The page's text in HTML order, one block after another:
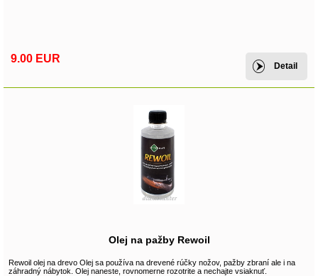
9.00 EUR
Detail
Olej na pažby Rewoil
Rewoil olej na drevo Olej sa používa na drevené rúčky nožov, pažby zbraní ale i na
záhradný nábytok. Olej naneste, rovnomerne rozotrite a nechajte vsiaknuť.